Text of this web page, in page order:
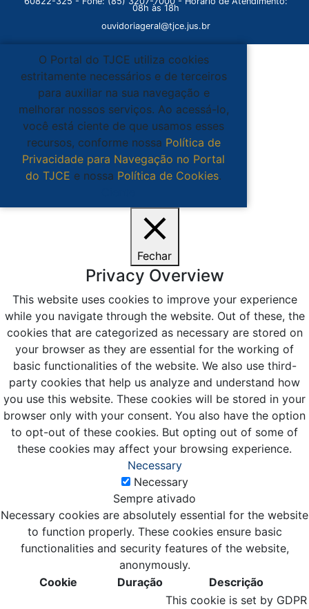
08h às 18h
ouvidoriageral@tjce.jus.br
O Portal do TJCE utiliza cookies
estritamente necessários e de terceiros
para auxiliar na sua navegação e
melhorar nossos serviços. Ao acessá-lo,
você está ciente de que usamos esses
recursos, conforme nossa Política de
Privacidade para Navegação no Portal
do TJCE e nossa Política de Cookies.
Fechar
Privacy Overview
This website uses cookies to improve your experience
while you navigate through the website. Out of these, the
cookies that are categorized as necessary are stored on
your browser as they are essential for the working of
basic functionalities of the website. We also use third-
party cookies that help us analyze and understand how
you use this website. These cookies will be stored in your
browser only with your consent. You also have the option
to opt-out of these cookies. But opting out of some of
these cookies may affect your browsing experience.
Necessary
Necessary
Sempre ativado
Necessary cookies are absolutely essential for the website
to function properly. These cookies ensure basic
functionalities and security features of the website,
anonymously.
Cookie
Duração Descrição
This cookie is set by GDPR